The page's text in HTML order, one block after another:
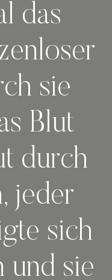
das
sie
Blut
durch
jeder
sich
und sie